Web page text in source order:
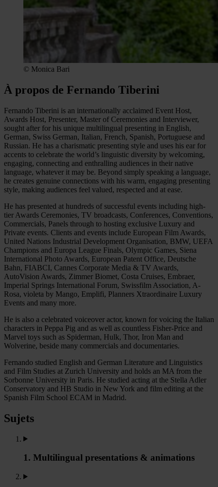
© Monica Bari
À propos de Fernando Tiberini
Fernando Tiberini is an internationally acclaimed Event Host,
Awards Host, Presenter, Master of Ceremonies and Interviewer,
sought after for his unique multilingual presenting in English,
German, Swiss German, Italian, French, Spanish, Portuguese and
Russian. He has a charismatic presenting style and uses his ear for
accents to celebrate the world’s linguistic diversity by welcoming,
engaging, connecting and enthralling audiences in their native
language, whatever it may be. Beyond simply speaking a language,
he creates genuine connections with his warm, engaging presenting
style, making audiences feel valued, respected and at ease.
He has presented at hundreds of successful events including high-
tier Awards Ceremonies, TV broadcasts, Conferences, Conventions,
Commercials, Panels through to hosting exclusive Luxury and
Private events. Clients and events include European Film Awards,
United Nations Industrial Development Organisation, BMW, UEFA
Champions and Europa League Finals, Olympic Games, Siena
International Photo Awards, European Patent Office, Deutsche
Bahn, FIABCI, Cannes Corporate Media & TV Awards,
AutoVision Awards, Zimmer Biomet, Costa Cruises, Embraer,
Imperial Springs International Forum, Swissfilm Association, A-
Rosa, violeta by Mango, Emplifi, Planners Xtraordinaire Luxury
Events and many more.
He is also a celebrated voiceover actor, known for voicing the Italian
characters in Peppa Pig and as well as countless Fisher-Price and
Marvel toys such as Spiderman, Hulk, Thor, Iron Man and
Wolverine, beside many commercials and documentaries.
Fernando studied English and German Literature and Linguistics
and Film Studies at Zurich University and holds an MA from the
Sorbonne University in Paris. He studied acting at the Stella Adler
Conservatory and HB Studio in New York and film editing at the
Spanish Film School ECAM in Madrid.
Sujets
1. Multilingual presentations & animations